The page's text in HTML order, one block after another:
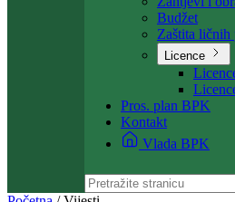
Dokumenti
Zakoni i
Zahtjevi i
Budžet
Zaštita
Licence
Pros. plan BPK
Kontakt
Vlada BPK